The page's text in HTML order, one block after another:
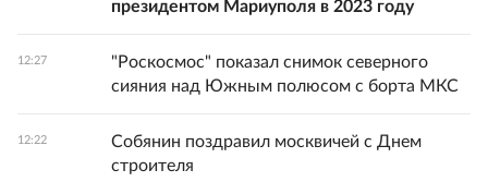
президентом Мариуполя в 2023 году
12:27
"Роскосмос" показал снимок северного
сияния над Южным полюсом с борта МКС
12:22
Собянин поздравил москвичей с Днем
строителя